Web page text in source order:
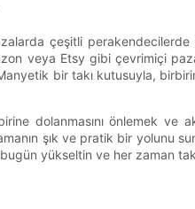
çeşitli
veya Etsy gibi çevrimiçi
bir takı kutusuyla,
dolanmasını önlemek
şık ve pratik bir
yükseltin ve her zaman